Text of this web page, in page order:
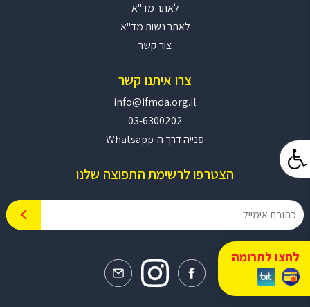
לחצו לתרומה
לאתר מד"א
לאתר נשות מד"א
צור קשר
צרו איתנו קשר
info@ifmda.org.il
03-6300202
פנייה דרך ה-Whatsapp
הצטרפו לרשימת התפוצה שלנו